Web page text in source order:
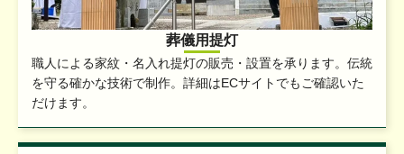
葬儀用提灯
職人による家紋・名入れ提灯の販売・設置を承ります。伝統
を守る確かな技術で制作。詳細はECサイトでもご確認いた
だけます。